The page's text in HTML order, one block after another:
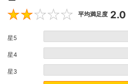
平均満足度 2.0
星5
星4
星3